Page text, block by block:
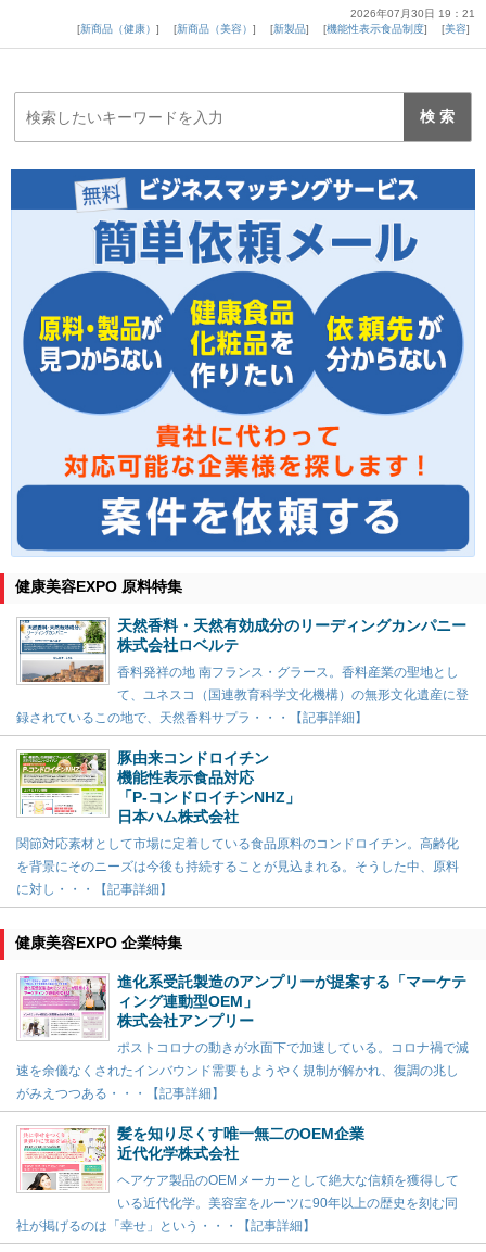
2026年07月30日 19：21
新商品（健康）
新商品（美容） 新製品 機能性表示食品制度 美容
健康美容EXPO 原料特集
天然香料・天然有効成分のリーディングカンパニー
株式会社ロベルテ
香料発祥の地 南フランス・グラース。香料産業の聖地とし
て、ユネスコ（国連教育科学文化機構）の無形文化遺産に登
録されているこの地で、天然香料サプラ・・・【記事詳細】
豚由来コンドロイチン
機能性表示食品対応
「P-コンドロイチンNHZ」
日本ハム株式会社
関節対応素材として市場に定着している食品原料のコンドロイチン。高齢化
を背景にそのニーズは今後も持続することが見込まれる。そうした中、原料
に対し・・・【記事詳細】
健康美容EXPO 企業特集
進化系受託製造のアンプリーが提案する「マーケテ
ィング連動型OEM」
株式会社アンプリー
ポストコロナの動きが水面下で加速している。コロナ禍で減
速を余儀なくされたインバウンド需要もようやく規制が解かれ、復調の兆し
がみえつつある・・・【記事詳細】
髪を知り尽くす唯一無二のOEM企業
近代化学株式会社
ヘアケア製品のOEMメーカーとして絶大な信頼を獲得して
いる近代化学。美容室をルーツに90年以上の歴史を刻む同
社が掲げるのは「幸せ」という・・・【記事詳細】